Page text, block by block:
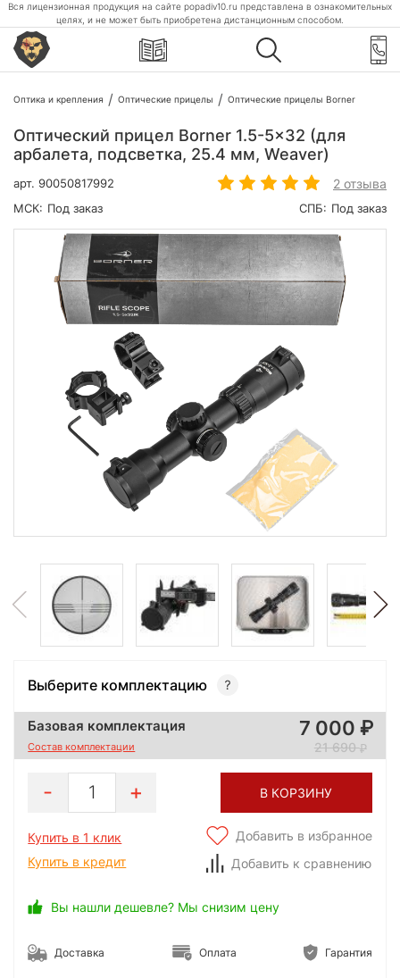
Вся лицензионная продукция на сайте popadiv10.ru представлена в ознакомительных
целях, и не может быть приобретена дистанционным способом.
Оптика и крепления Оптические прицелы Оптические прицелы Borner
Оптический прицел Borner 1.5-5x32 (для
арбалета, подсветка, 25.4 мм, Weaver)
арт. 90050817992 2 отзыва
МСК: Под заказ СПБ: Под заказ
Выберите комплектацию
Базовая комплектация
Состав комплектации
7 000
21 690
1 В КОРЗИНУ
Купить в 1 клик
Купить в кредит
Добавить в избранное
Добавить к сравнению
Вы нашли дешевле? Мы снизим цену
Доставка Оплата Гарантия